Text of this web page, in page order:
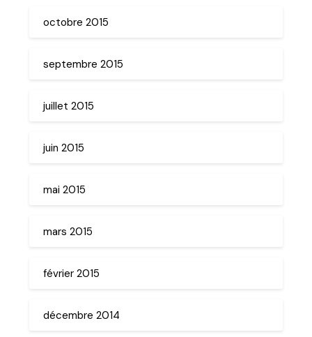
octobre 2015
septembre 2015
juillet 2015
juin 2015
mai 2015
mars 2015
février 2015
décembre 2014